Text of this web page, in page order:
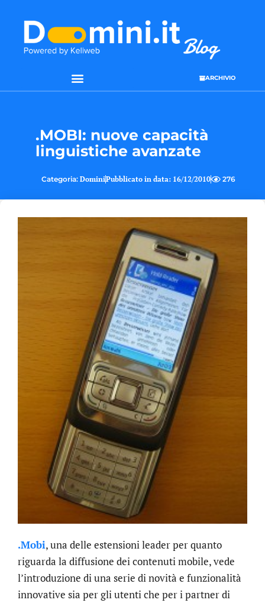
ARCHIVIO
.MOBI: nuove capacità
linguistiche avanzate
Categoria: DominiPubblicato in data: 16/12/2010 276
.Mobi, una delle estensioni leader per quanto
riguarda la diffusione dei contenuti mobile, vede
l’introduzione di una serie di novità e funzionalità
innovative sia per gli utenti che per i partner di